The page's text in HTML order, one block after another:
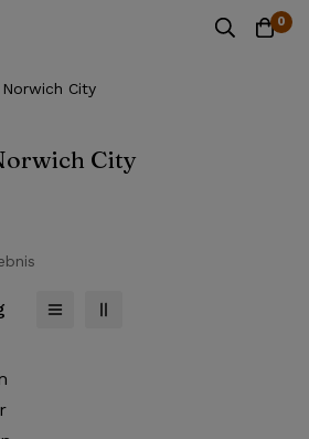
0
Norwich City
City